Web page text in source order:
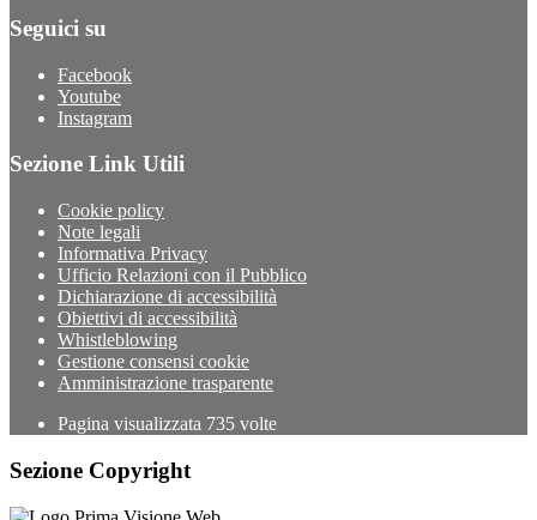
Seguici su
Facebook
Youtube
Instagram
Sezione Link Utili
Cookie policy
Note legali
Informativa Privacy
Ufficio Relazioni con il Pubblico
Dichiarazione di accessibilità
Obiettivi di accessibilità
Whistleblowing
Gestione consensi cookie
Amministrazione trasparente
Pagina visualizzata 735 volte
Sezione Copyright